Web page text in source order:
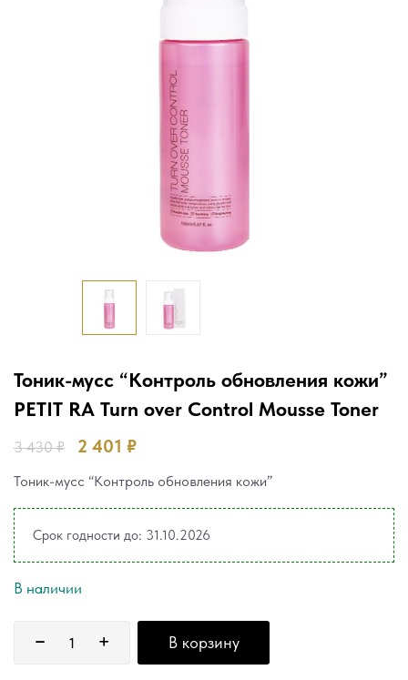
Тоник-мусс “Контроль обновления кожи”
PETIT RA Turn over Control Mousse Toner
3 430₽ 2 401 ₽
Тоник-мусс “Контроль обновления кожи”
Срок годности до: 31.10.2026
В наличии
В корзину